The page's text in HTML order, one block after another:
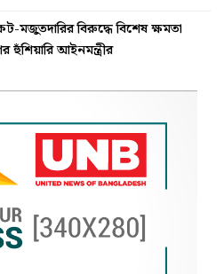
মজুতদারির বিরুদ্ধে বিশেষ ক্ষমতা
আইনমন্ত্রীর